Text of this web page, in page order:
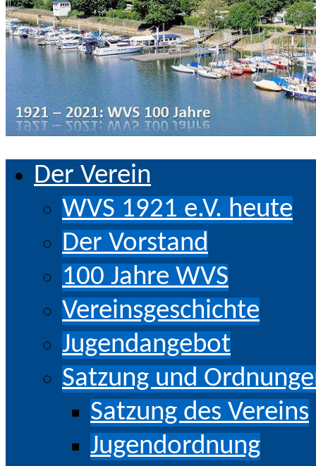
Inhalt
Der Verein
WVS 1921 e.V. heute
Der Vorstand
100 Jahre WVS
Vereinsgeschichte
Jugendangebot
Satzung und
Satzung des Vereins
Jugendordnung